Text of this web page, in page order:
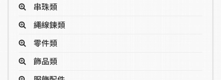
串珠類
繩線鍊類
零件類
飾品類